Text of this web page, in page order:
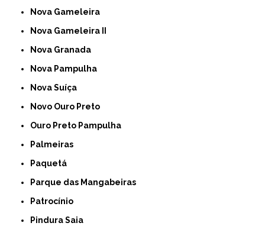
Nova Gameleira
Nova Gameleira II
Nova Granada
Nova Pampulha
Nova Suíça
Novo Ouro Preto
Ouro Preto Pampulha
Palmeiras
Paquetá
Parque das Mangabeiras
Patrocínio
Pindura Saia